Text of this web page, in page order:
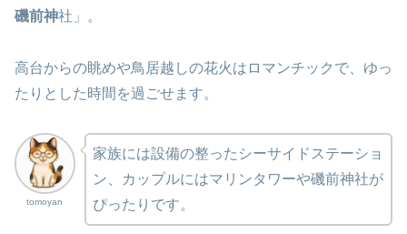
磯前神社」。
高台からの眺めや鳥居越しの花火はロマンチックで、ゆっ
たりとした時間を過ごせます。
tomoyan
家族には設備の整ったシーサイドステーショ
ン、カップルにはマリンタワーや磯前神社が
ぴったりです。